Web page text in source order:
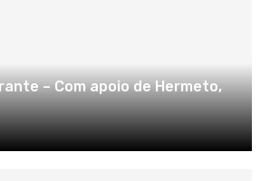
– Com apoio de Hermeto,